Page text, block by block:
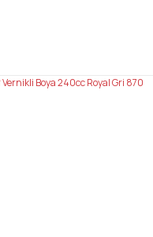
iletebilirsiniz.